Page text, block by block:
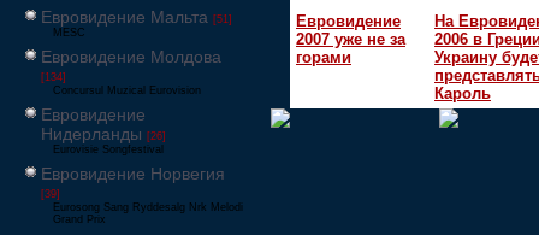
Евровидение Мальта [51]
MESC
Евровидение Молдова
[134]
Concursul Muzical Eurovision
Евровидение
Нидерланды [26]
Eurovisie Songfestival
Евровидение Норвегия
[39]
Eurosong Sang Ryddesalg Nrk Melodi
Grand Prix
Евровидение
2007 уже не за
горами
На
2006 в
Украину
Кароль